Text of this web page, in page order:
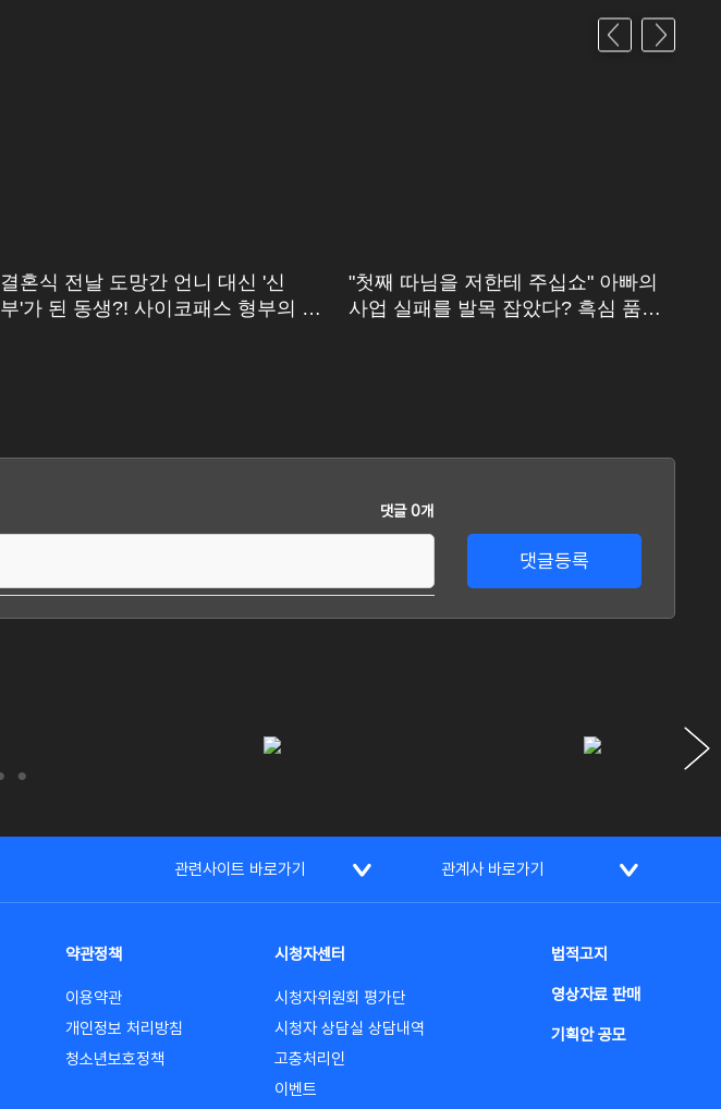
결혼식 전날 도망간 언니 대신 '신
부'가 된 동생?! 사이코패스 형부의 미
"첫째 따님을 저한테 주십쇼" 아빠의
사업 실패를 발목 잡았다? 흑심 품은
댓글 0개
댓글등록
관련사이트 바로가기 관계사 바로가기
약관정책
이용약관
개인정보 처리방침
청소년보호정책
시청자센터
시청자위원회 평가단
시청자 상담실 상담내역
고충처리인
이벤트
법적고지
영상자료 판매
기획안 공모